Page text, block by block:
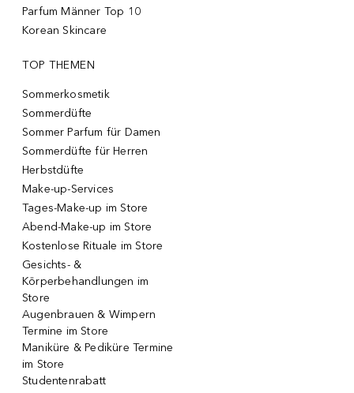
Parfum Männer Top 10
Korean Skincare
TOP THEMEN
Sommerkosmetik
Sommerdüfte
Sommer Parfum für Damen
Sommerdüfte für Herren
Herbstdüfte
Make-up-Services
Tages-Make-up im Store
Abend-Make-up im Store
Kostenlose Rituale im Store
Gesichts- &
Körperbehandlungen im
Store
Augenbrauen & Wimpern
Termine im Store
Maniküre & Pediküre Termine
im Store
Studentenrabatt